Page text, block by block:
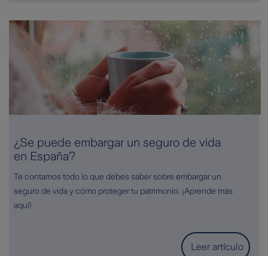
¿Se puede embargar un seguro de vida
en España?
Te contamos todo lo que debes saber sobre embargar un
seguro de vida y cómo proteger tu patrimonio. ¡Aprende más
aquí!
Leer artículo